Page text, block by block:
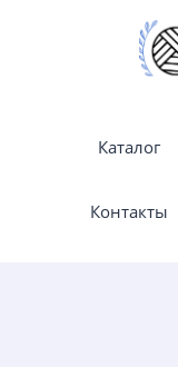
Каталог
Контакты